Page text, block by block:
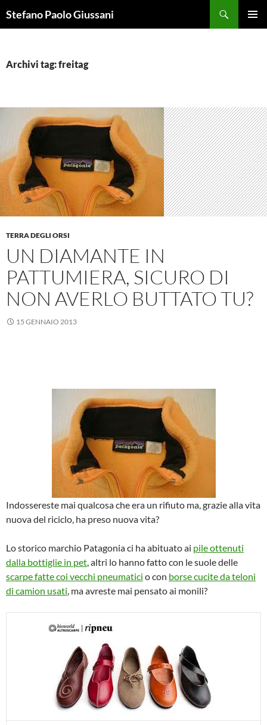
alStefano Paolo Giussani
Archivi tag: freitag
TERRA DEGLI ORSI
UN DIAMANTE IN
PATTUMIERA, SICURO DI
NON AVERLO BUTTATO TU?
15 GENNAIO 2013
Indossereste mai qualcosa che era un rifiuto ma, grazie alla vita
nuova del riciclo, ha preso nuova vita?
Lo storico marchio Patagonia ci ha abituato ai pile ottenuti
dalla bottiglie in pet, altri lo hanno fatto con le suole delle
scarpe fatte coi vecchi pneumatici o con borse cucite da teloni
di camion usati, ma avreste mai pensato ai monili?